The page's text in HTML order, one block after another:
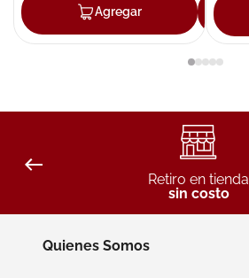
Agregar
Retiro en tienda
sin costo
Quienes Somos